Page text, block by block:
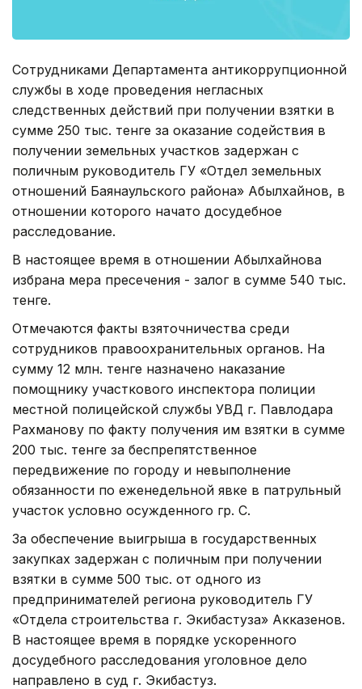
Сотрудниками Департамента антикоррупционной
службы в ходе проведения негласных
следственных действий при получении взятки в
сумме 250 тыс. тенге за оказание содействия в
получении земельных участков задержан с
поличным руководитель ГУ «Отдел земельных
отношений Баянаульского района» Абылхайнов, в
отношении которого начато досудебное
расследование.
В настоящее время в отношении Абылхайнова
избрана мера пресечения - залог в сумме 540 тыс.
тенге.
Отмечаются факты взяточничества среди
сотрудников правоохранительных органов. На
сумму 12 млн. тенге назначено наказание
помощнику участкового инспектора полиции
местной полицейской службы УВД г. Павлодара
Рахманову по факту получения им взятки в сумме
200 тыс. тенге за беспрепятственное
передвижение по городу и невыполнение
обязанности по еженедельной явке в патрульный
участок условно осужденного гр. С.
За обеспечение выигрыша в государственных
закупках задержан с поличным при получении
взятки в сумме 500 тыс. от одного из
предпринимателей региона руководитель ГУ
«Отдела строительства г. Экибастуза» Акказенов.
В настоящее время в порядке ускоренного
досудебного расследования уголовное дело
направлено в суд г. Экибастуз.